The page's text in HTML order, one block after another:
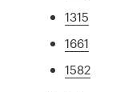
1315
1661
1582